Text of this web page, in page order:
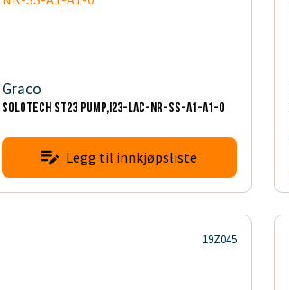
Graco
SOLOTECH ST23 PUMP,I23-LAC-NR-SS-A1-A1-0
Legg til innkjøpsliste
19Z045